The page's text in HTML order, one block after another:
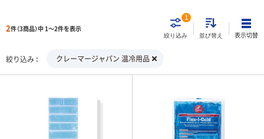
2件（3商品）中 1～2件を表示
絞り込み
1
並び替え 表示切替
絞り込み クレーマージャパン 温冷用品